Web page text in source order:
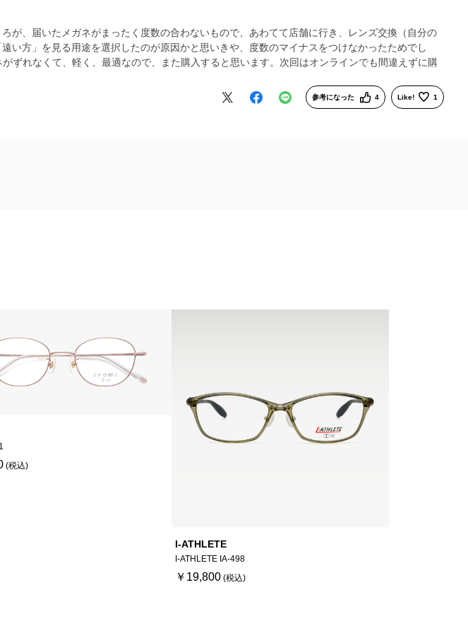
が、届いたメガネがまったく度数の合わないもので、あわてて店舗に行き、レンズ交換（自分の
い方」を見る用途を選択したのが原因かと思いきや、度数のマイナスをつけなかったためでし
ずれなくて、軽く、最適なので、また購入すると思います。次回はオンラインでも間違えずに購
参考になった 4 Like! 1
I-ATHLETE
I-ATHLETE IA-498
￥19,800